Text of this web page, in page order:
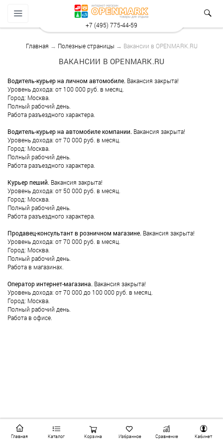
+7 (495) 775-44-59
Главная → Полезные страницы → Вакансии в OPENMARK.RU
ВАКАНСИИ В OPENMARK.RU
Водитель-курьер на личном автомобиле. Вакансия закрыта!
Уровень дохода: от 100 000 руб. в месяц.
Город: Москва.
Полный рабочий день.
Работа разъездного характера.
Водитель-курьер на автомобиле компании. Вакансия закрыта!
Уровень дохода: от 70 000 руб. в месяц.
Город: Москва.
Полный рабочий день.
Работа разъездного характера.
Курьер пеший. Вакансия закрыта!
Уровень дохода: от 50 000 руб. в месяц.
Город: Москва.
Полный рабочий день.
Работа разъездного характера.
Продавец-консультант в розничном магазине. Вакансия закрыта!
Уровень дохода: от 70 000 руб. в месяц.
Город: Москва.
Полный рабочий день.
Работа в магазинах.
Оператор интернет-магазина. Вакансия закрыта!
Уровень дохода: от 70 000 до 100 000 руб. в месяц.
Город: Москва.
Полный рабочий день.
Работа в офисе.
Главная Каталог Корзина Избранное Сравнение Кабинет